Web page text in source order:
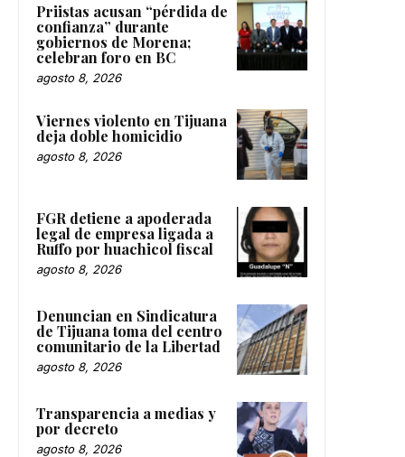
Priistas acusan “pérdida de
confianza” durante
gobiernos de Morena;
celebran foro en BC
agosto 8, 2026
Viernes violento en Tijuana
deja doble homicidio
agosto 8, 2026
FGR detiene a apoderada
legal de empresa ligada a
Ruffo por huachicol fiscal
agosto 8, 2026
Denuncian en Sindicatura
de Tijuana toma del centro
comunitario de la Libertad
agosto 8, 2026
Transparencia a medias y
por decreto
agosto 8, 2026